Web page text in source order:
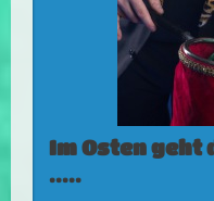
Im Osten geht
.....